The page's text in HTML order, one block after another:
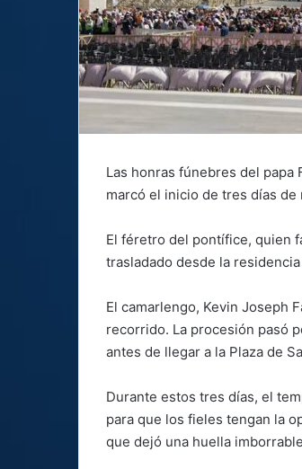
Las honras fúnebres del
marcó el inicio de tres días
El féretro del pontífice, quien
trasladado desde la
El camarlengo, Kevin Joseph
recorrido. La procesión pasó
antes de llegar a la Plaza de
Durante estos tres días, el
para que los fieles tengan la
que dejó una huella